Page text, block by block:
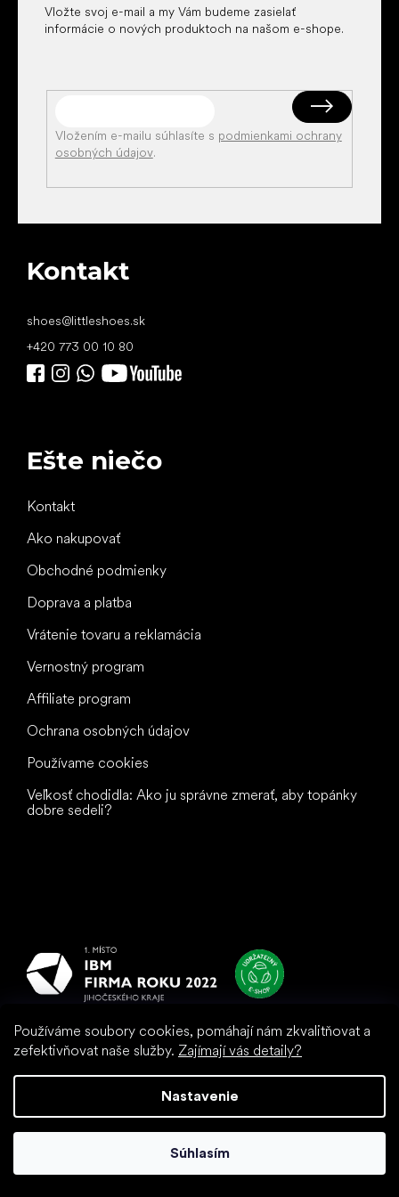
Používáme soubory cookies, pomáhají nám zkvalitňovat a
zefektivňovat naše služby. Zajímají vás detaily?
Nastavenie
Súhlasím
Vložte svoj e-mail a my Vám budeme zasielať
informácie o nových produktoch na našom e-shope.
Vložením e-mailu súhlasíte s podmienkami ochrany
osobných údajov.
Kontakt
shoes@littleshoes.sk
+420 773 00 10 80
Ešte niečo
Kontakt
Ako nakupovať
Obchodné podmienky
Doprava a platba
Vrátenie tovaru a reklamácia
Vernostný program
Affiliate program
Ochrana osobných údajov
Používame cookies
Veľkosť chodidla: Ako ju správne zmerať, aby topánky
dobre sedeli?